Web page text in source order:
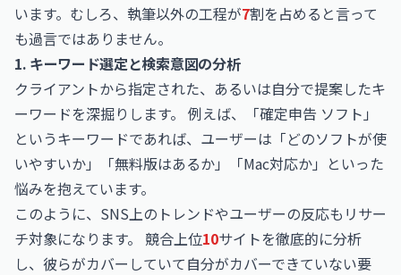
います。むしろ、執筆以外の工程が7割を占めると言って
も過言ではありません。
1. キーワード選定と検索意図の分析
クライアントから指定された、あるいは自分で提案したキ
ーワードを深掘りします。 例えば、「確定申告 ソフト」
というキーワードであれば、ユーザーは「どのソフトが使
いやすいか」「無料版はあるか」「Mac対応か」といった
悩みを抱えています。
このように、SNS上のトレンドやユーザーの反応もリサー
チ対象になります。 競合上位10サイトを徹底的に分析
し、彼らがカバーしていて自分がカバーできていない要